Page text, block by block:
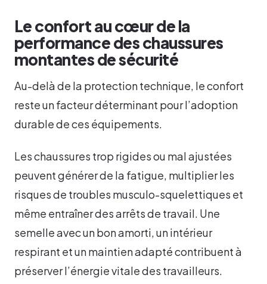
Le confort au cœur de la
performance des chaussures
montantes de sécurité
Au-delà de la protection technique, le confort
reste un facteur déterminant pour l’adoption
durable de ces équipements.
Les chaussures trop rigides ou mal ajustées
peuvent générer de la fatigue, multiplier les
risques de troubles musculo-squelettiques et
même entraîner des arrêts de travail. Une
semelle avec un bon amorti, un intérieur
respirant et un maintien adapté contribuent à
préserver l’énergie vitale des travailleurs.